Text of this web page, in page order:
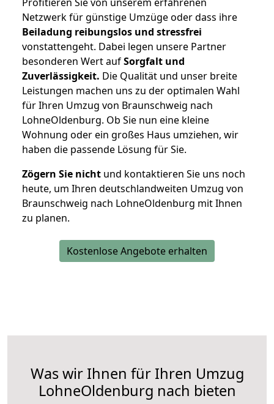
Netzwerk für günstige Umzüge oder dass ihre
Beiladung reibungslos und stressfrei
vonstattengeht. Dabei legen unsere Partner
besonderen Wert aufSorgfalt und
Zuverlässigkeit. Die Qualität und unser breite
Leistungen machen uns zu der optimalen Wahl
für Ihren Umzug von Braunschweig nach
LohneOldenburg. Ob Sie nun eine kleine
Wohnung oder ein großes Haus umziehen, wir
haben die passende Lösung für Sie.
Zögern Sie nicht und kontaktieren Sie uns noch
heute, um Ihren deutschlandweiten Umzug von
Braunschweig nach LohneOldenburg mit Ihnen
zu planen.
Kostenlose Angebote erhalten
Was wir Ihnen für Ihren Umzug
LohneOldenburg nach bieten